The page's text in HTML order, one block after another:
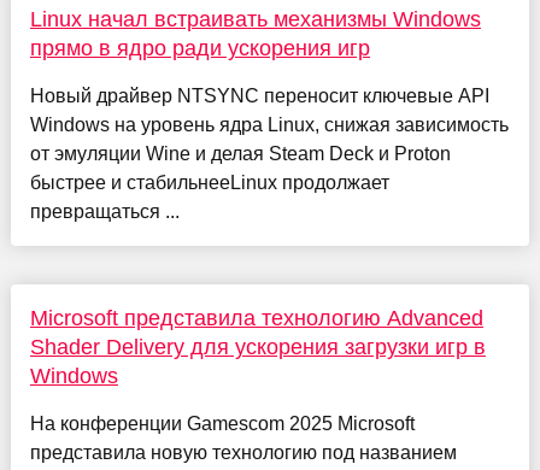
Linux начал встраивать механизмы Windows
прямо в ядро ради ускорения игр
Новый драйвер NTSYNC переносит ключевые API
Windows на уровень ядра Linux, снижая зависимость
от эмуляции Wine и делая Steam Deck и Proton
быстрее и стабильнееLinux продолжает
превращаться ...
Microsoft представила технологию Advanced
Shader Delivery для ускорения загрузки игр в
Windows
На конференции Gamescom 2025 Microsoft
представила новую технологию под названием